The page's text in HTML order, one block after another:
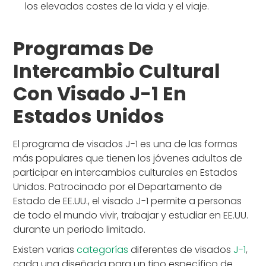
los elevados costes de la vida y el viaje.
Programas De
Intercambio Cultural
Con Visado J-1 En
Estados Unidos
El programa de visados J-1 es una de las formas
más populares que tienen los jóvenes adultos de
participar en intercambios culturales en Estados
Unidos. Patrocinado por el Departamento de
Estado de EE.UU., el visado J-1 permite a personas
de todo el mundo vivir, trabajar y estudiar en EE.UU.
durante un periodo limitado.
Existen variascategorías diferentes de visados J-1,